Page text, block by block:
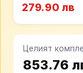
279.90 лв
Целият
853.76